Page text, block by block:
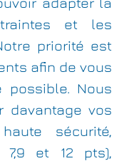
et les
priorité est
afin de vous
possible. Nous
davantage vos
sécurité,
7,9 et 12 pts),